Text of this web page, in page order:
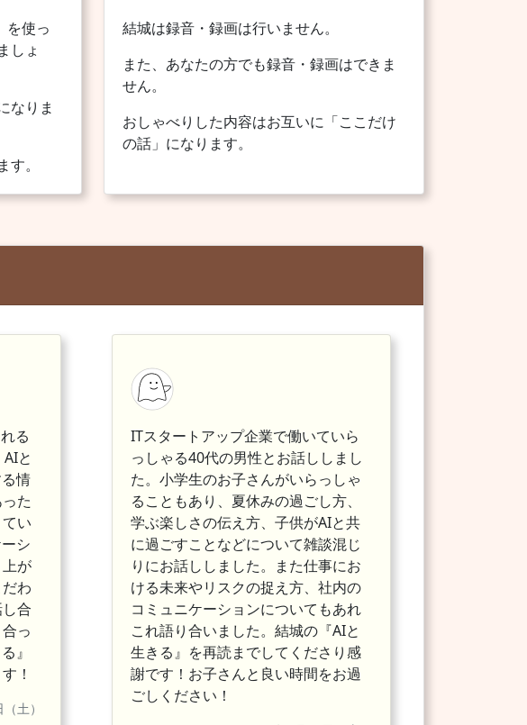
を使っ
しょ
なりま
。
結城は録音・録画は行いません。
また、あなたの方でも録音・録画はできま
せん。
おしゃべりした内容はお互いに「ここだけ
の話」になります。
る
と
情
た
い
シ
が
わ
合
っ
』
！
土）
ITスタートアップ企業で働いていら
っしゃる40代の男性とお話ししまし
た。小学生のお子さんがいらっしゃ
ることもあり、夏休みの過ごし方、
学ぶ楽しさの伝え方、子供がAIと共
に過ごすことなどについて雑談混じ
りにお話ししました。また仕事にお
ける未来やリスクの捉え方、社内の
コミュニケーションについてもあれ
これ語り合いました。結城の『AIと
生きる』を再読までしてくださり感
謝です！お子さんと良い時間をお過
ごしください！